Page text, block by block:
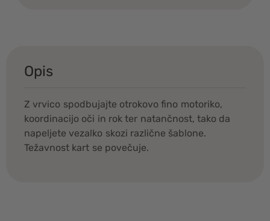
Opis
Z vrvico spodbujajte otrokovo fino motoriko,
koordinacijo oči in rok ter natančnost, tako da
napeljete vezalko skozi različne šablone.
Težavnost kart se povečuje.